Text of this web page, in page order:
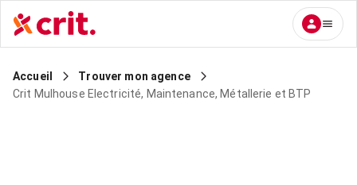
Accueil
Trouver mon agence
Crit Mulhouse Electricité, Maintenance, Métallerie et BTP